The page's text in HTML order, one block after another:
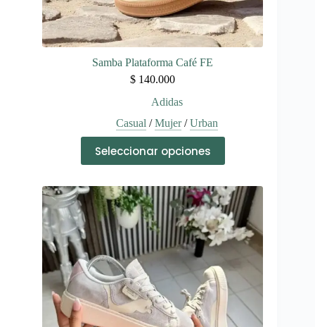
Samba Plataforma Café FE
$ 140.000
Adidas
Casual/Mujer/Urban
Seleccionar opciones
producto
tiene
variantes.
Las
opciones
se
pueden
en
la
página
de
producto